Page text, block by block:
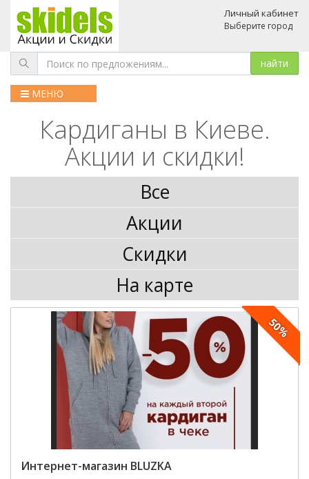
Личный кабинет
Выберите город
МЕНЮ
Кардиганы в Киеве.
Акции и скидки!
Все
Акции
Скидки
На карте
50%
Интернет-магазин BLUZKA